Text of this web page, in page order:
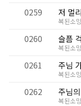
0259 저 멀
복된소
0260 슬픔
복된소
0261 주님
복된소
0262 주님
복된소